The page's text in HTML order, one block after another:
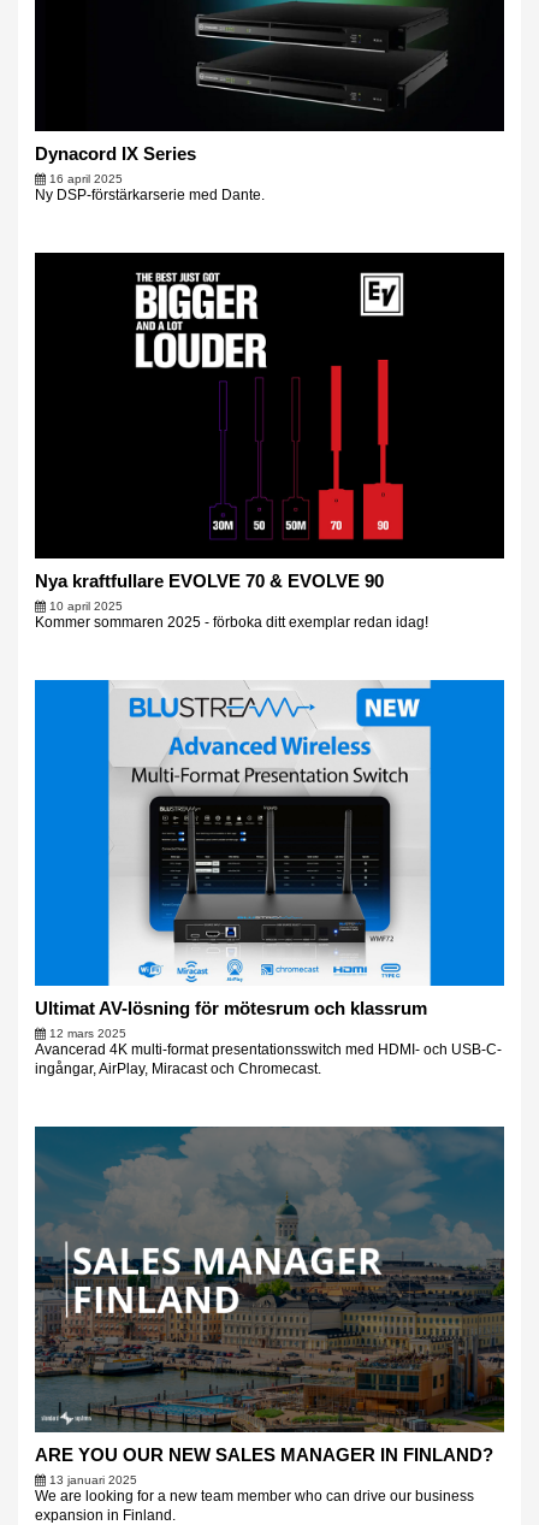
Dynacord IX Series
16 april 2025
Ny DSP-förstärkarserie med Dante.
Nya kraftfullare EVOLVE 70 & EVOLVE 90
10 april 2025
Kommer sommaren 2025 - förboka ditt exemplar redan idag!
Ultimat AV-lösning för mötesrum och klassrum
12 mars 2025
Avancerad 4K multi-format presentationsswitch med HDMI- och USB-C-
ingångar, AirPlay, Miracast och Chromecast.
ARE YOU OUR NEW SALES MANAGER IN FINLAND?
13 januari 2025
We are looking for a new team member who can drive our business
expansion in Finland.